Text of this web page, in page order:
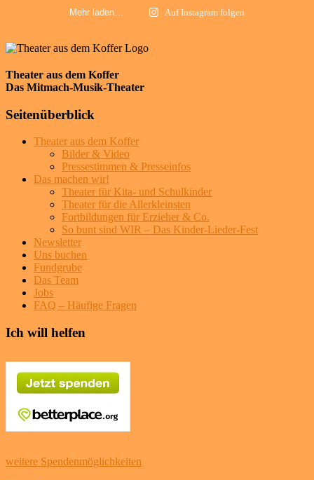
Mehr laden… Auf Instagram folgen
Theater aus dem Koffer
Das Mitmach-Musik-Theater
Seitenüberblick
Theater aus dem Koffer
Bilder & Video
Pressestimmen & Presseinfos
Das machen wir!
Theater für Kita- und Schulkinder
Theater für die Allerkleinsten
Fortbildungen für Erzieher & Co.
So bunt sind WIR – Das Kinder-Lieder-Fest
Newsletter
Uns buchen
Fundgrube
Das Team
Jobs
FAQ – Häufige Fragen
Ich will helfen
weitere Spendenmöglichkeiten